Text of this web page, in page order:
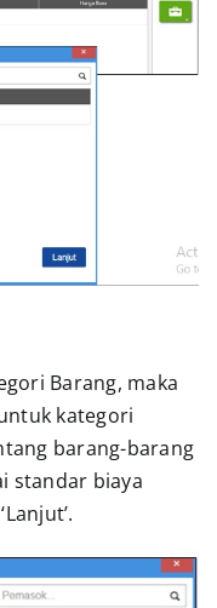
Barang, maka
kategori
barang-barang
standar biaya